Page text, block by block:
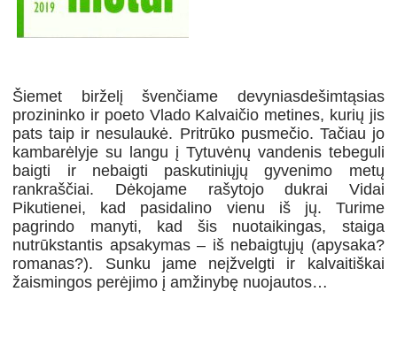
Šiemet birželį švenčiame devyniasdešimtąsias
prozininko ir poeto Vlado Kalvaičio metines, kurių jis
pats taip ir nesulaukė. Pritrūko pusmečio. Tačiau jo
kambarėlyje su langu į Tytuvėnų vandenis tebeguli
baigti ir nebaigti paskutiniųjų gyvenimo metų
rankraščiai. Dėkojame rašytojo dukrai Vidai
Pikutienei, kad pasidalino vienu iš jų. Turime
pagrindo manyti, kad šis nuotaikingas, staiga
nutrūkstantis apsakymas – iš nebaigtųjų (apysaka?
romanas?). Sunku jame neįžvelgti ir kalvaitiškai
žaismingos perėjimo į amžinybę nuojautos…